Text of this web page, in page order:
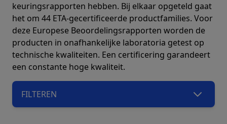
keuringsrapporten hebben. Bij elkaar opgeteld gaat
het om 44 ETA-gecertificeerde productfamilies. Voor
deze Europese Beoordelingsrapporten worden de
producten in onafhankelijke laboratoria getest op
technische kwaliteiten. Een certificering garandeert
een constante hoge kwaliteit.
FILTEREN